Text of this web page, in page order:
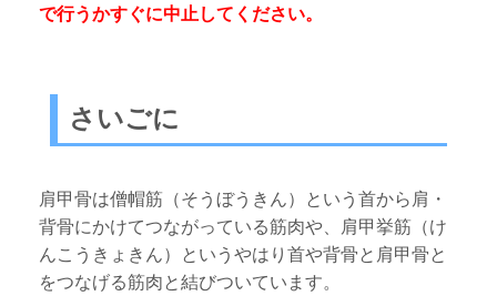
で行うかすぐに中止してください。
さいごに
肩甲骨は僧帽筋（そうぼうきん）という首から肩・
背骨にかけてつながっている筋肉や、肩甲挙筋（け
んこうきょきん）というやはり首や背骨と肩甲骨と
をつなげる筋肉と結びついています。